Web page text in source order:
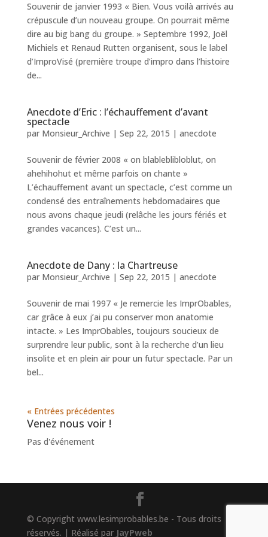
Souvenir de janvier 1993 « Bien. Vous voilà arrivés au
crépuscule d’un nouveau groupe. On pourrait même
dire au big bang du groupe. » Septembre 1992, Joël
Michiels et Renaud Rutten organisent, sous le label
d’ImproVisé (première troupe d’impro dans l’histoire
de...
Anecdote d’Eric : l’échauffement d’avant
spectacle
par Monsieur_Archive | Sep 22, 2015 | anecdote
Souvenir de février 2008 « on blableblibloblut, on
ahehihohut et même parfois on chante »
L’échauffement avant un spectacle, c’est comme un
condensé des entraînements hebdomadaires que
nous avons chaque jeudi (relâche les jours fériés et
grandes vacances). C’est un...
Anecdote de Dany : la Chartreuse
par Monsieur_Archive | Sep 22, 2015 | anecdote
Souvenir de mai 1997 « Je remercie les ImprObables,
car grâce à eux j’ai pu conserver mon anatomie
intacte. » Les ImprObables, toujours soucieux de
surprendre leur public, sont à la recherche d’un lieu
insolite et en plein air pour un futur spectacle. Par un
bel...
« Entrées précédentes
Venez nous voir !
Pas d'événement
© Copyright www.lesimprobables.be - Tous droits
réservés. | Réalisé par JayPweb